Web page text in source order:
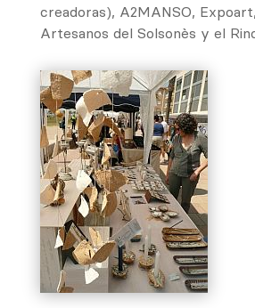
creadoras), A2MANSO,
Artesanos del Solsonès y el